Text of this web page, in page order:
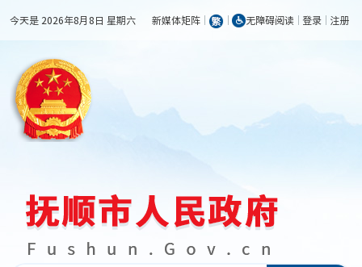
今天是 2026年8月8日 星期六 新媒体矩阵 无障碍阅读 登录 注册